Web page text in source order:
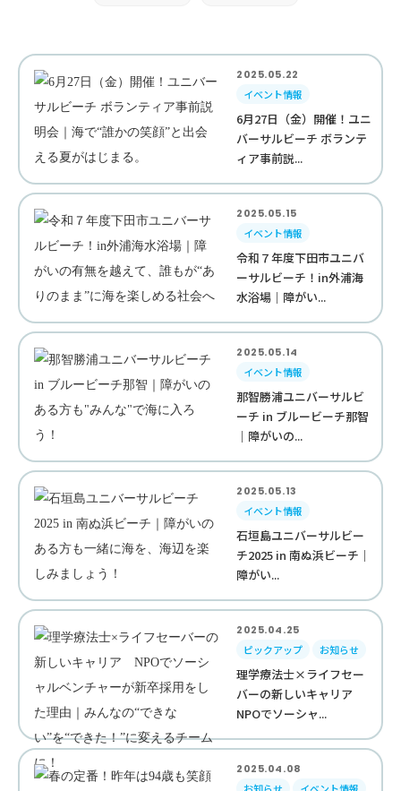
2025.05.22
イベント情報
6月27日（金）開催！ユニ
バーサルビーチ ボランテ
ィア事前説...
2025.05.15
イベント情報
令和７年度下田市ユニバ
ーサルビーチ！in外浦海
水浴場｜障がい...
2025.05.14
イベント情報
那智勝浦ユニバーサルビ
ーチ in ブルービーチ那智
｜障がいの...
2025.05.13
イベント情報
石垣島ユニバーサルビー
チ2025 in 南ぬ浜ビーチ｜
障がい...
2025.04.25
ピックアップ
お知らせ
理学療法士×ライフセー
バーの新しいキャリア
NPOでソーシャ...
2025.04.08